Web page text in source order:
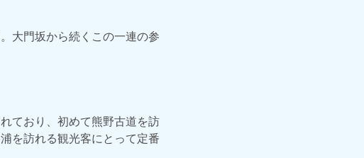
大門坂から続くこの一連の参
ており、初めて熊野古道を訪
を訪れる観光客にとって定番